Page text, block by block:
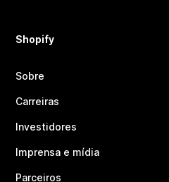
Shopify
Sobre
Carreiras
Investidores
Imprensa e mídia
Parceiros